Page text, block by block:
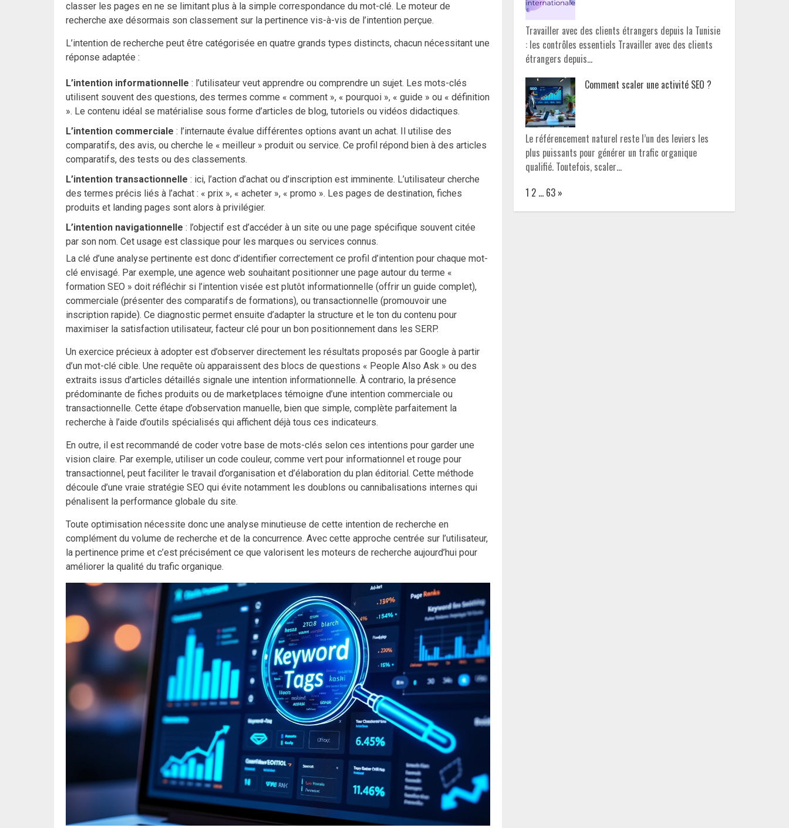
classer les pages en ne se limitant plus à la simple correspondance du mot-clé. Le moteur de
recherche axe désormais son classement sur la pertinence vis-à-vis de l’intention perçue.
L’intention de recherche peut être catégorisée en quatre grands types distincts, chacun nécessitant une
réponse adaptée :
L’intention informationnelle : l’utilisateur veut apprendre ou comprendre un sujet. Les mots-clés
utilisent souvent des questions, des termes comme « comment », « pourquoi », « guide » ou « définition
». Le contenu idéal se matérialise sous forme d’articles de blog, tutoriels ou vidéos didactiques.
L’intention commerciale : l’internaute évalue différentes options avant un achat. Il utilise des
comparatifs, des avis, ou cherche le « meilleur » produit ou service. Ce profil répond bien à des articles
comparatifs, des tests ou des classements.
L’intention transactionnelle : ici, l’action d’achat ou d’inscription est imminente. L’utilisateur cherche
des termes précis liés à l’achat : « prix », « acheter », « promo ». Les pages de destination, fiches
produits et landing pages sont alors à privilégier.
L’intention navigationnelle : l’objectif est d’accéder à un site ou une page spécifique souvent citée
par son nom. Cet usage est classique pour les marques ou services connus.
La clé d’une analyse pertinente est donc d’identifier correctement ce profil d’intention pour chaque mot-
clé envisagé. Par exemple, une agence web souhaitant positionner une page autour du terme «
formation SEO » doit réfléchir si l’intention visée est plutôt informationnelle (offrir un guide complet),
commerciale (présenter des comparatifs de formations), ou transactionnelle (promouvoir une
inscription rapide). Ce diagnostic permet ensuite d’adapter la structure et le ton du contenu pour
maximiser la satisfaction utilisateur, facteur clé pour un bon positionnement dans les SERP.
Un exercice précieux à adopter est d’observer directement les résultats proposés par Google à partir
d’un mot-clé cible. Une requête où apparaissent des blocs de questions « People Also Ask » ou des
extraits issus d’articles détaillés signale une intention informationnelle. À contrario, la présence
prédominante de fiches produits ou de marketplaces témoigne d’une intention commerciale ou
transactionnelle. Cette étape d’observation manuelle, bien que simple, complète parfaitement la
recherche à l’aide d’outils spécialisés qui affichent déjà tous ces indicateurs.
En outre, il est recommandé de coder votre base de mots-clés selon ces intentions pour garder une
vision claire. Par exemple, utiliser un code couleur, comme vert pour informationnel et rouge pour
transactionnel, peut faciliter le travail d’organisation et d’élaboration du plan éditorial. Cette méthode
découle d’une vraie stratégie SEO qui évite notamment les doublons ou cannibalisations internes qui
pénalisent la performance globale du site.
Toute optimisation nécessite donc une analyse minutieuse de cette intention de recherche en
complément du volume de recherche et de la concurrence. Avec cette approche centrée sur l’utilisateur,
la pertinence prime et c’est précisément ce que valorisent les moteurs de recherche aujourd’hui pour
améliorer la qualité du trafic organique.
Travailler avec des clients étrangers depuis la Tunisie
: les contrôles essentiels Travailler avec des clients
étrangers depuis…
Comment scaler une activité SEO ?
Le référencement naturel reste l’un des leviers les
plus puissants pour générer un trafic organique
qualifié. Toutefois, scaler…
Page:
1 2 … 63 Next
»